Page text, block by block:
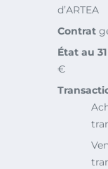
d’ARTEA
Contrat
État au
€